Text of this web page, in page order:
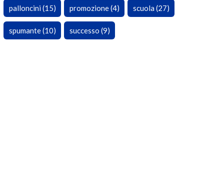
palloncini (15) promozione (4) scuola (27)
spumante (10) successo (9)